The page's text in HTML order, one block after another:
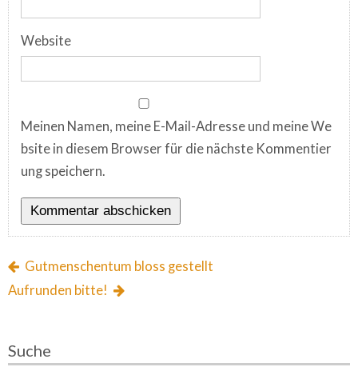
Website
Meinen Namen, meine E-Mail-Adresse und meine We
bsite in diesem Browser für die nächste Kommentier
ung speichern.
Gutmenschentum bloss gestellt
Aufrunden bitte!
Suche